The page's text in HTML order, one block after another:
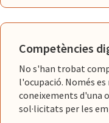
Competències
No s'han trobat
l'ocupació. Només
coneixements d'una
sol·licitats per les